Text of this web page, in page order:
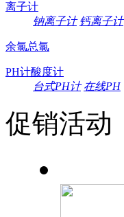
离子计
钠离子计 钙离子计
余氯总氯
PH计酸度计
台式PH计 在线PH
促销活动